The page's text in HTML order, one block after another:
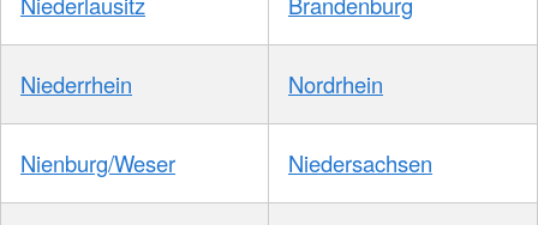
Niederrhein Nordrhein
Nienburg/Weser Niedersachsen